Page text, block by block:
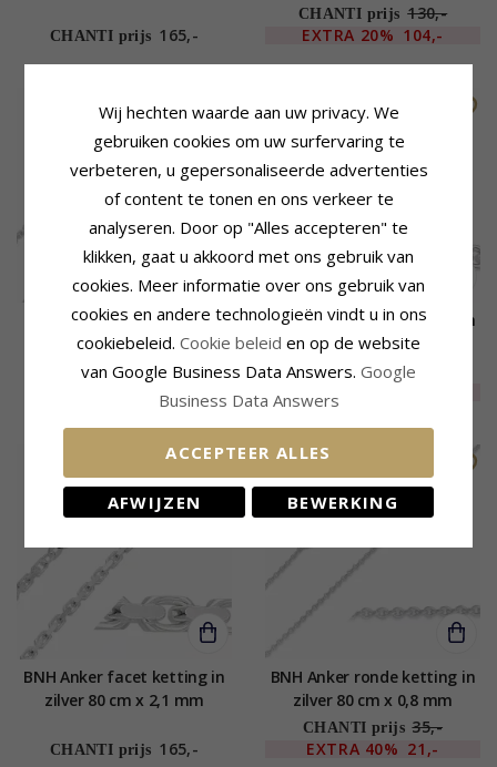
CHANTI prijs 165,-
x 1,2 mm
CHANTI prijs 130,-
EXTRA 20% 104,-
BNH Anker facet ketting in
zilver 80 cm x 1,4 mm
65,-
BNH Anker ronde ketting in
zilver 80 cm x 1,8 mm
CHANTI prijs 81,-
BNH Anker facet ketting in
zilver 80 cm x 2,1 mm
CHANTI prijs 165,-
SALE
BNH Anker ronde ketting in
zilver 80 cm x 0,8 mm
CHANTI prijs 35,-
EXTRA 40% 21,-
Wij hechten waarde aan uw privacy. We
gebruiken cookies om uw surfervaring te
verbeteren, u gepersonaliseerde advertenties
of content te tonen en ons verkeer te
analyseren. Door op "Alles accepteren" te
klikken, gaat u akkoord met ons gebruik van
cookies. Meer informatie over ons gebruik van
cookies en andere technologieën vindt u in ons
cookiebeleid. Cookie beleid en op de website
van Google Business Data Answers. Google
Business Data Answers
ACCEPTEER ALLES
AFWIJZEN BEWERKING